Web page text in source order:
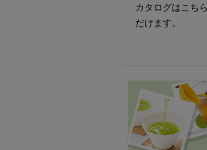
カタログはこち
だけます。